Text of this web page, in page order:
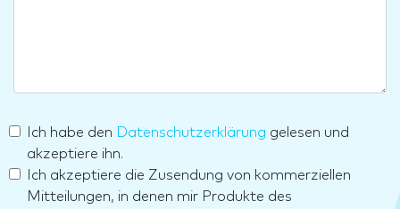
Ich habe den Datenschutzerklärung gelesen und
akzeptiere ihn.
Ich akzeptiere die Zusendung von kommerziellen
Mitteilungen, in denen mir Produkte des